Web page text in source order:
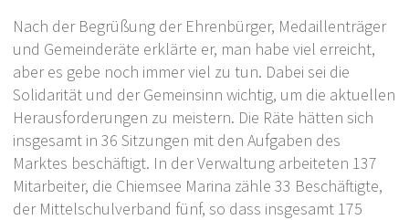
Formulare / Onlinedienste
Gemeindepolitik
Leben in Prien
Tourismus
Nach der Begrüßung der Ehrenbürger, Medaillenträger
und Gemeinderäte erklärte er, man habe viel erreicht,
aber es gebe noch immer viel zu tun. Dabei sei die
Solidarität und der Gemeinsinn wichtig, um die aktuellen
Herausforderungen zu meistern. Die Räte hätten sich
insgesamt in 36 Sitzungen mit den Aufgaben des
Marktes beschäftigt. In der Verwaltung arbeiteten 137
Mitarbeiter, die Chiemsee Marina zähle 33 Beschäftigte,
der Mittelschulverband fünf, so dass insgesamt 175